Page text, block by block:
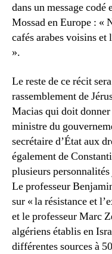
dans un message
Mossad en Europe : «
cafés arabes voisins et
».
Le reste de ce récit
rassemblement de
Macias qui doit
ministre du
secrétaire d’État aux
également de
plusieurs
Le professeur
sur « la résistance et
et le professeur Marc
algériens établis en
différentes sources à